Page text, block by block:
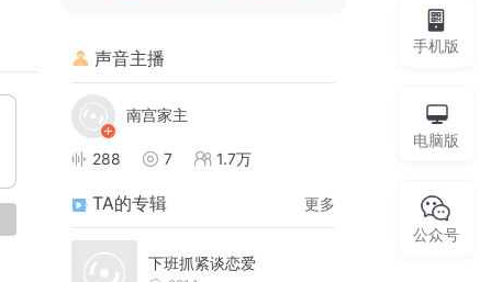
声音主播
南宫家主
288 7 1.7万
TA的专辑 更多
下班抓紧谈恋爱
手机版
电脑版
公众号